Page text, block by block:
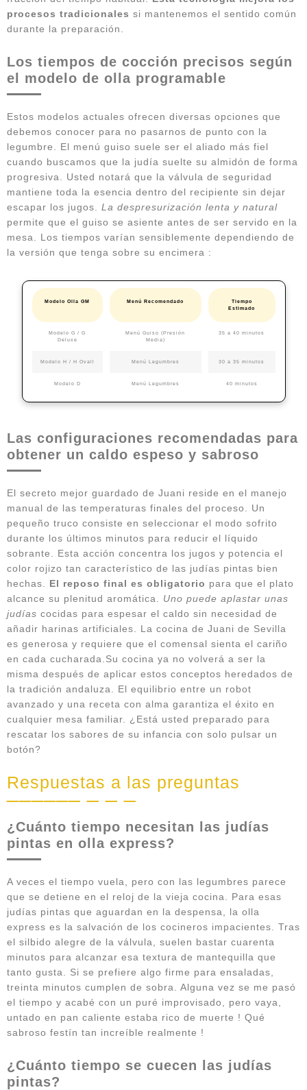
procesos tradicionales si mantenemos el sentido común
durante la preparación.
Los tiempos de cocción precisos según
el modelo de olla programable
Estos modelos actuales ofrecen diversas opciones que
debemos conocer para no pasarnos de punto con la
legumbre. El menú guiso suele ser el aliado más fiel
cuando buscamos que la judía suelte su almidón de forma
progresiva. Usted notará que la válvula de seguridad
mantiene toda la esencia dentro del recipiente sin dejar
escapar los jugos. La despresurización lenta y natural
permite que el guiso se asiente antes de ser servido en la
mesa. Los tiempos varían sensiblemente dependiendo de
la versión que tenga sobre su encimera :
Modelo Olla GM Menú Recomendado
Tiempo
Estimado
Modelo G / G
Deluxe
Menú Guiso (Presión
Media)
35 a 40 minutos
Modelo H / H Ovall Menú Legumbres 30 a 35 minutos
Modelo D Menú Legumbres 40 minutos
Las configuraciones recomendadas para
obtener un caldo espeso y sabroso
El secreto mejor guardado de Juani reside en el manejo
manual de las temperaturas finales del proceso. Un
pequeño truco consiste en seleccionar el modo sofrito
durante los últimos minutos para reducir el líquido
sobrante. Esta acción concentra los jugos y potencia el
color rojizo tan característico de las judías pintas bien
hechas. El reposo final es obligatorio para que el plato
alcance su plenitud aromática. Uno puede aplastar unas
judías cocidas para espesar el caldo sin necesidad de
añadir harinas artificiales. La cocina de Juani de Sevilla
es generosa y requiere que el comensal sienta el cariño
en cada cucharada.Su cocina ya no volverá a ser la
misma después de aplicar estos conceptos heredados de
la tradición andaluza. El equilibrio entre un robot
avanzado y una receta con alma garantiza el éxito en
cualquier mesa familiar. ¿Está usted preparado para
rescatar los sabores de su infancia con solo pulsar un
botón?
Respuestas a las preguntas
¿Cuánto tiempo necesitan las judías
pintas en olla express?
A veces el tiempo vuela, pero con las legumbres parece
que se detiene en el reloj de la vieja cocina. Para esas
judías pintas que aguardan en la despensa, la olla
express es la salvación de los cocineros impacientes. Tras
el silbido alegre de la válvula, suelen bastar cuarenta
minutos para alcanzar esa textura de mantequilla que
tanto gusta. Si se prefiere algo firme para ensaladas,
treinta minutos cumplen de sobra. Alguna vez se me pasó
el tiempo y acabé con un puré improvisado, pero vaya,
untado en pan caliente estaba rico de muerte ! Qué
sabroso festín tan increíble realmente !
¿Cuánto tiempo se cuecen las judías
pintas?